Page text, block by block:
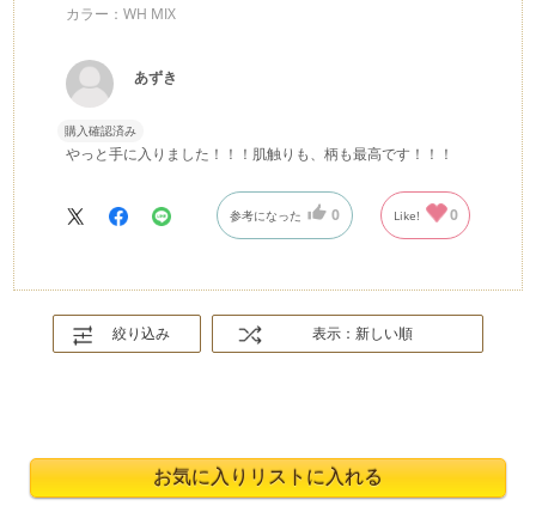
カラー：WH MIX
あずき
購入確認済み
やっと手に入りました！！！肌触りも、柄も最高です！！！
参考になった 0 Like! 0
絞り込み 表示：新しい順